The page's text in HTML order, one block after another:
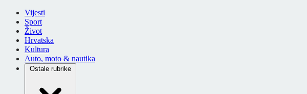
Vijesti
Sport
Život
Hrvatska
Kultura
Auto, moto & nautika
Ostale rubrike